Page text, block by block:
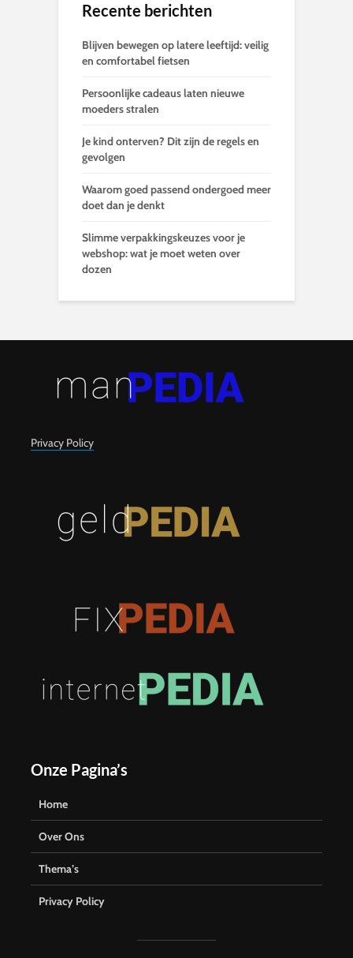
Recente berichten
Blijven bewegen op latere leeftijd: veilig
en comfortabel fietsen
Persoonlijke cadeaus laten nieuwe
moeders stralen
Je kind onterven? Dit zijn de regels en
gevolgen
Waarom goed passend ondergoed meer
doet dan je denkt
Slimme verpakkingskeuzes voor je
webshop: wat je moet weten over
dozen
Privacy Policy
Onze Pagina’s
Home
Over Ons
Thema’s
Privacy Policy